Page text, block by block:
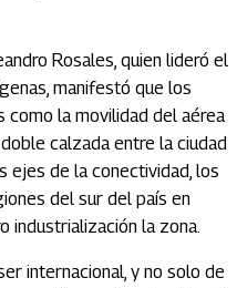
Rosales, quien lideró el
manifestó que los
la movilidad del aérea
calzada entre la ciudad
ejes de la conectividad, los
del sur del país en
industrialización la zona.
internacional, y no solo de